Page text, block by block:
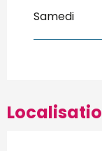
Samedi